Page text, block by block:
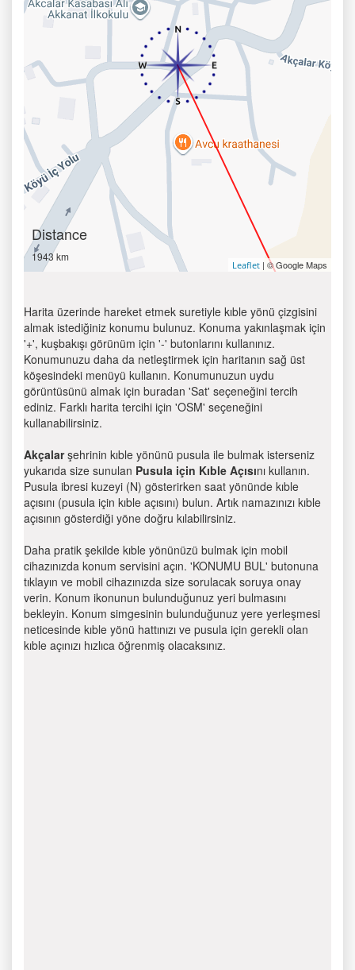
Distance
1943 km
Leaflet | © Google Maps
Harita üzerinde hareket etmek suretiyle kıble yönü çizgisini
almak istediğiniz konumu bulunuz. Konuma yakınlaşmak için
'+', kuşbakışı görünüm için '-' butonlarını kullanınız.
Konumunuzu daha da netleştirmek için haritanın sağ üst
köşesindeki menüyü kullanın. Konumunuzun uydu
görüntüsünü almak için buradan 'Sat' seçeneğini tercih
ediniz. Farklı harita tercihi için 'OSM' seçeneğini
kullanabilirsiniz.
Akçalarşehrinin kıble yönünü pusula ile bulmak isterseniz
yukarıda size sunulan Pusula için Kıble Açısını kullanın.
Pusula ibresi kuzeyi (N) gösterirken saat yönünde kıble
açısını (pusula için kıble açısını) bulun. Artık namazınızı kıble
açısının gösterdiği yöne doğru kılabilirsiniz.
Daha pratik şekilde kıble yönünüzü bulmak için mobil
cihazınızda konum servisini açın. 'KONUMU BUL' butonuna
tıklayın ve mobil cihazınızda size sorulacak soruya onay
verin. Konum ikonunun bulunduğunuz yeri bulmasını
bekleyin. Konum simgesinin bulunduğunuz yere yerleşmesi
neticesinde kıble yönü hattınızı ve pusula için gerekli olan
kıble açınızı hızlıca öğrenmiş olacaksınız.